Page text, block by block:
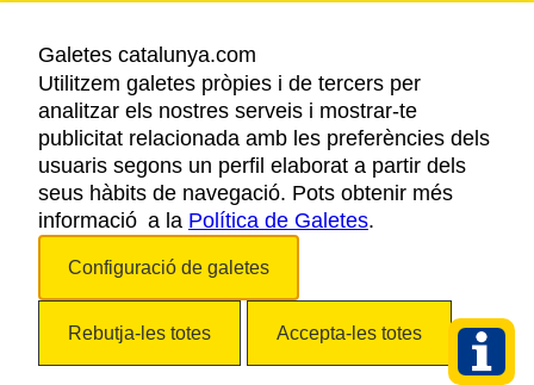
AVÍS LEGAL
POLÍTICA DE PRIVACITAT
COOKIES
ACCESSIBILITAT
Galetes catalunya.com
Utilitzem galetes pròpies i de tercers per
analitzar els nostres serveis i mostrar-te
publicitat relacionada amb les preferències dels
usuaris segons un perfil elaborat a partir dels
seus hàbits de navegació. Pots obtenir més
informació a la Política de Galetes.
Configuració de galetes
Rebutja-les totes Accepta-les totes